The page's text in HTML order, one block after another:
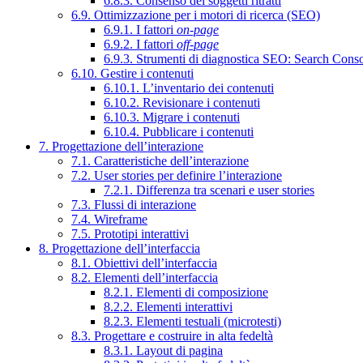
6.9. Ottimizzazione per i motori di ricerca (SEO)
6.9.1. I fattori on-page
6.9.2. I fattori off-page
6.9.3. Strumenti di diagnostica SEO: Search
6.10. Gestire i contenuti
6.10.1. L’inventario dei contenuti
6.10.2. Revisionare i contenuti
6.10.3. Migrare i contenuti
6.10.4. Pubblicare i contenuti
7. Progettazione dell’interazione
7.1. Caratteristiche dell’interazione
7.2. User stories per definire l’interazione
7.2.1. Differenza tra scenari e user stories
7.3. Flussi di interazione
7.4. Wireframe
7.5. Prototipi interattivi
8. Progettazione dell’interfaccia
8.1. Obiettivi dell’interfaccia
8.2. Elementi dell’interfaccia
8.2.1. Elementi di composizione
8.2.2. Elementi interattivi
8.2.3. Elementi testuali (microtesti)
8.3. Progettare e costruire in alta fedeltà
8.3.1. Layout di pagina